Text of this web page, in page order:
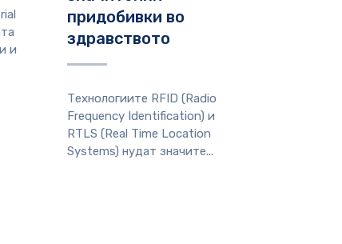
и
придобивки во
здравството
Технологиите RFID (Radio
Frequency Identification) и
RTLS (Real Time Location
Systems) нудат значите...